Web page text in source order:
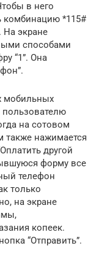
в него
комбинацию *115#
На экране
способами
“1”. Она
мобильных
пользователю
на сотовом
также нажимается
другой
форму все
телефон
только
на экране
копеек.
“Отправить”.